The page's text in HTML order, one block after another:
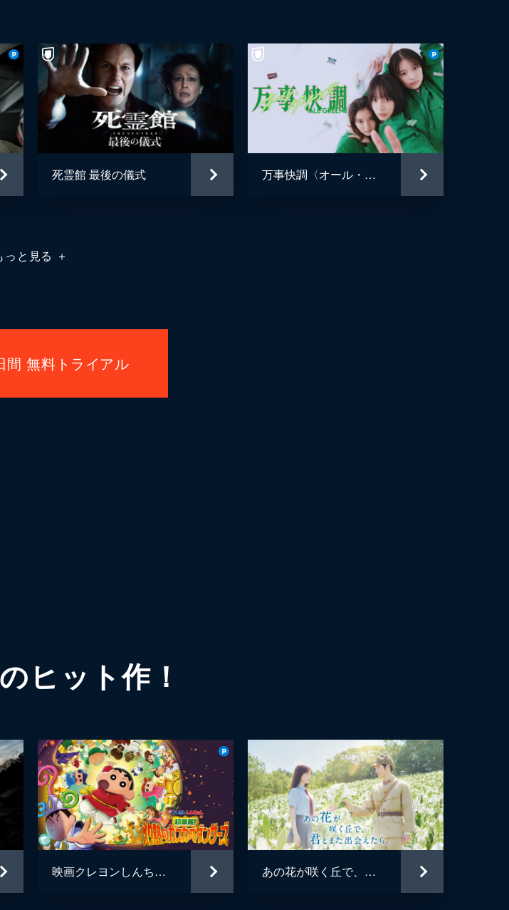
死霊館 最後の儀式 万事快調〈オール・グリーンズ〉
っと見る ＋
間 無料トライアル
ヒット作！
映画クレヨンしんちゃん 超華麗！灼熱のカスカベダンサーズ あの花が咲く丘で、君とまた出会えたら。